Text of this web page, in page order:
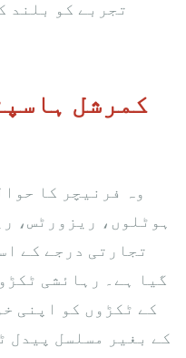
تجربے کو بلند
کمرشل
وہ فرنیچر کا
ہوٹلوں، ریزورٹس،
تجارتی درجے کے
گیا ہے۔ رہائشی
کے ٹکڑوں کو اپنی
کے بغیر مسلسل پیدل